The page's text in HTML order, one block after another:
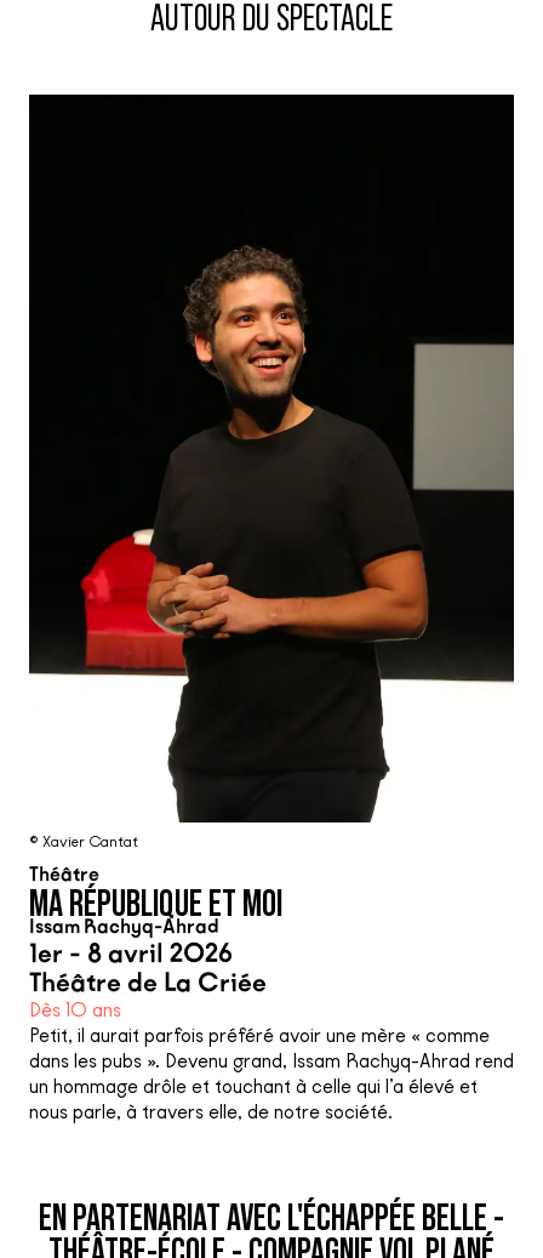
AUTOUR DU SPECTACLE
© Xavier Cantat
Théâtre
MA RÉPUBLIQUE ET MOI
Issam Rachyq-Ahrad
1er - 8 avril 2026
Théâtre de La Criée
Dès 10 ans
Petit, il aurait parfois préféré avoir une mère « comme
dans les pubs ». Devenu grand, Issam Rachyq-Ahrad rend
un hommage drôle et touchant à celle qui l’a élevé et
nous parle, à travers elle, de notre société.
EN PARTENARIAT AVEC L'ÉCHAPPÉE BELLE -